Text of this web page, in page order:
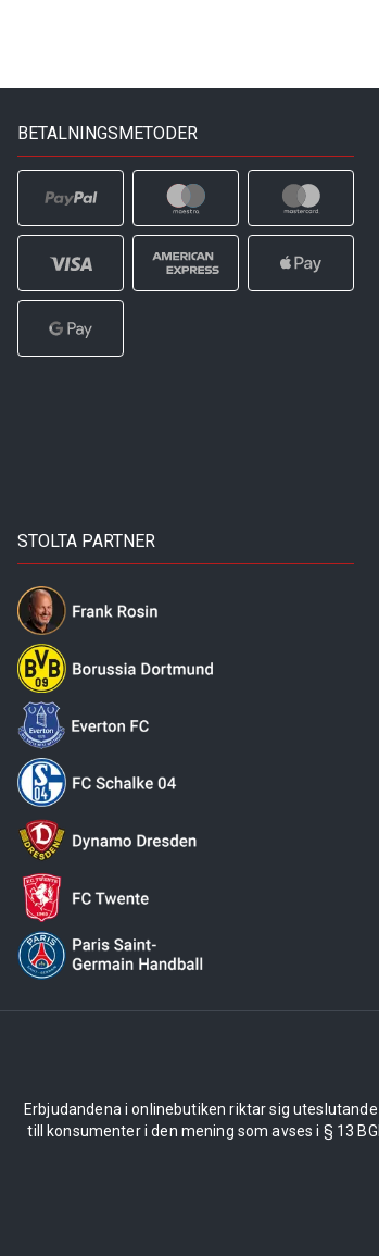
BETALNINGSMETODER
STOLTA PARTNER
Erbjudandena i onlinebutiken riktar sig
till konsumenter i den mening som avses i § 13